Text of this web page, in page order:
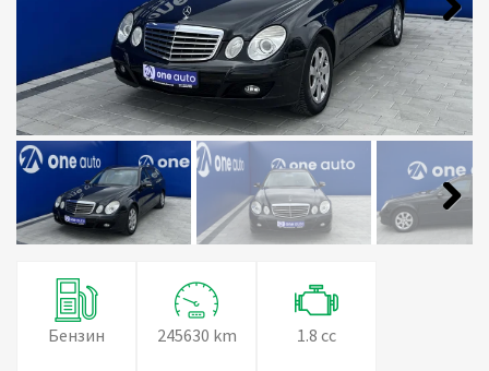
Next
Next
Бензин 245630 km 1.8 cc